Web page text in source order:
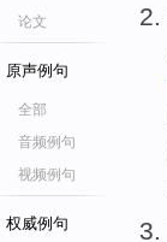
论文
原声例句
全部
音频例句
视频例句
权威例句